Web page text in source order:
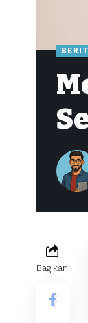
Bagikan